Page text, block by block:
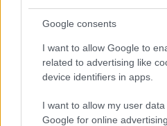
Google consents
I want to allow Google to
related to advertising like
device identifiers in apps.
I want to allow my user
Google for online